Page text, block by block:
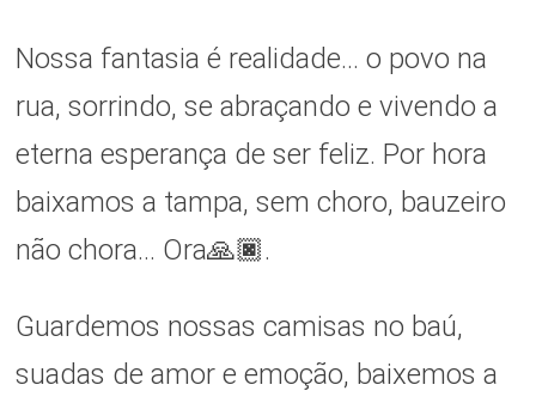
Nossa fantasia é realidade… o povo na
rua, sorrindo, se abraçando e vivendo a
eterna esperança de ser feliz. Por hora
baixamos a tampa, sem choro, bauzeiro
não chora… Ora🙏🏿.
Guardemos nossas camisas no baú,
suadas de amor e emoção, baixemos a